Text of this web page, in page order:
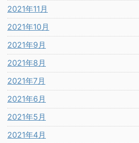
2021年11月
2021年10月
2021年9月
2021年8月
2021年7月
2021年6月
2021年5月
2021年4月